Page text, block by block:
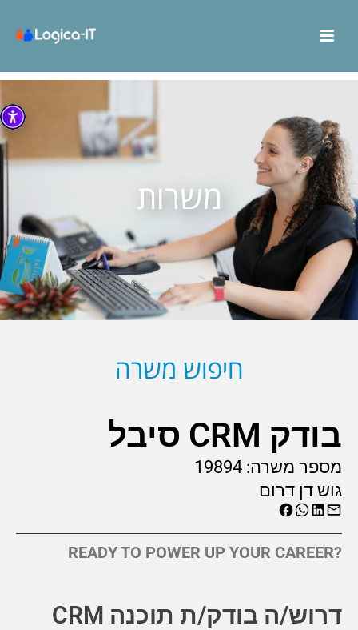
משרות
חיפוש משרה
בודק CRM סיבל
מספר משרה: 19894
גוש דן דרום
?READY TO POWER UP YOUR CAREER
דרוש/ה בודק/ת תוכנה CRM